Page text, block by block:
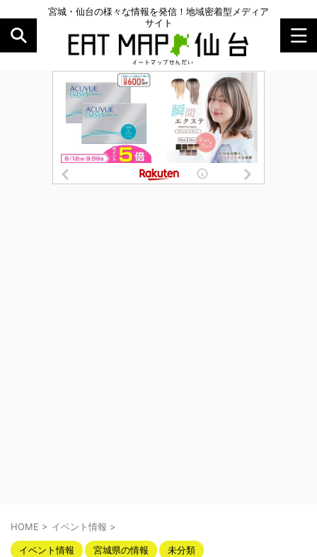
宮城・仙台の様々な情報を発信！地域密着型メディア
サイト
HOME > イベント情報 >
イベント情報 宮城県の情報 未分類